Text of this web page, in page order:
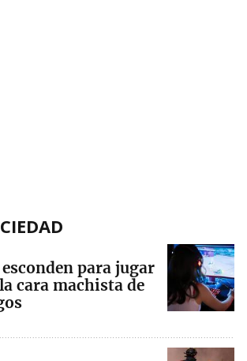
para jugar
cara machista de